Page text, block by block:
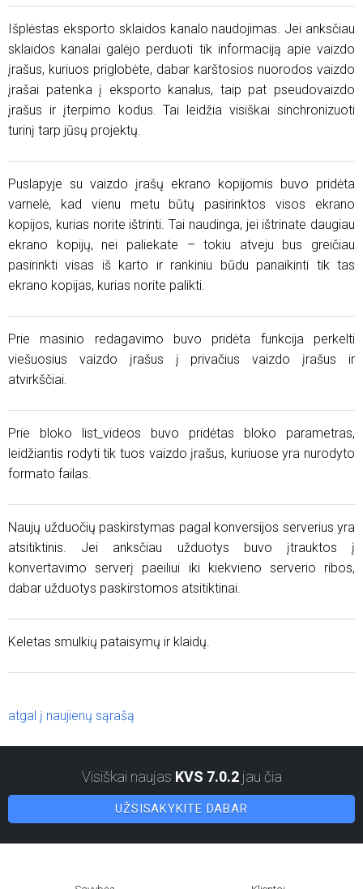
Išplėstas eksporto sklaidos kanalo naudojimas. Jei anksčiau
sklaidos kanalai galėjo perduoti tik informaciją apie vaizdo
įrašus, kuriuos priglobėte, dabar karštosios nuorodos vaizdo
įrašai patenka į eksporto kanalus, taip pat pseudovaizdo
įrašus ir įterpimo kodus. Tai leidžia visiškai sinchronizuoti
turinį tarp jūsų projektų.
Puslapyje su vaizdo įrašų ekrano kopijomis buvo pridėta
varnelė, kad vienu metu būtų pasirinktos visos ekrano
kopijos, kurias norite ištrinti. Tai naudinga, jei ištrinate daugiau
ekrano kopijų, nei paliekate – tokiu atveju bus greičiau
pasirinkti visas iš karto ir rankiniu būdu panaikinti tik tas
ekrano kopijas, kurias norite palikti.
Prie masinio redagavimo buvo pridėta funkcija perkelti
viešuosius vaizdo įrašus į privačius vaizdo įrašus ir
atvirkščiai.
Prie bloko list_videos buvo pridėtas bloko parametras,
leidžiantis rodyti tik tuos vaizdo įrašus, kuriuose yra nurodyto
formato failas.
Naujų užduočių paskirstymas pagal konversijos serverius yra
atsitiktinis. Jei anksčiau užduotys buvo įtrauktos į
konvertavimo serverį paeiliui iki kiekvieno serverio ribos,
dabar užduotys paskirstomos atsitiktinai.
Keletas smulkių pataisymų ir klaidų.
atgal į naujienų sąrašą
Visiškai naujas KVS 7.0.2jau čia
UŽSISAKYKITE DABAR